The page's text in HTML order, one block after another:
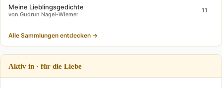
Meine Lieblingsgedichte
von Gudrun Nagel-Wiemer
11
Alle Sammlungen entdecken →
Aktiv in · für die Liebe